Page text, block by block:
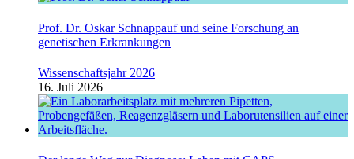
Prof. Dr. Oskar Schnappauf und seine Forschung an
genetischen Erkrankungen
Wissenschaftsjahr 2026
16. Juli 2026